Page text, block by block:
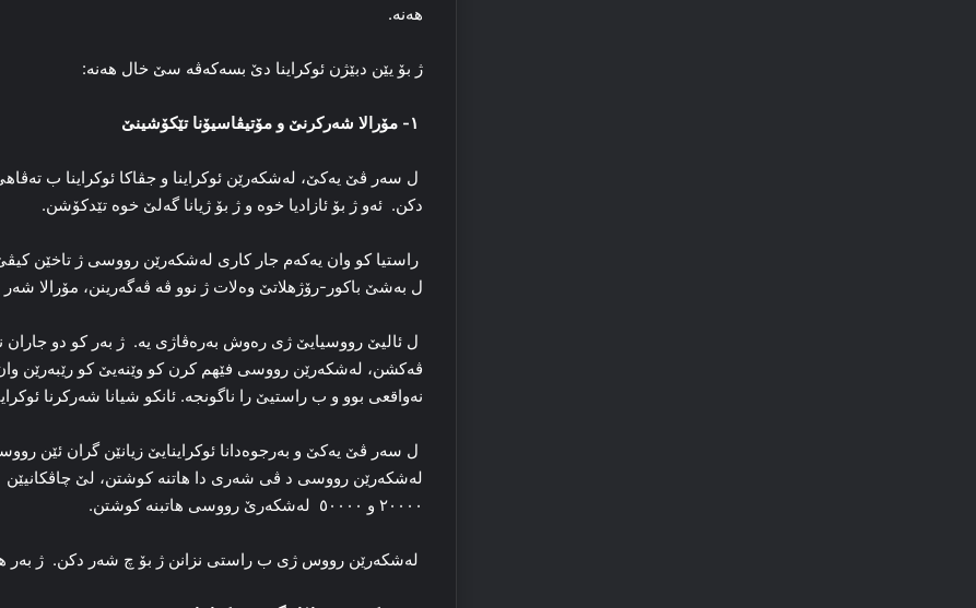
هه‌نه‌.
ژ بۆ یێن دبێژن ئوکراینا دێ بسەکەڤە سێ خال هەنە:
ل سه‌ر ڤێ یه‌کێ، له‌شکه‌رێن ئوکراینا و جڤاکا ئوکراینا ب
دکن. ئەو ژ بۆ ئازادیا خوه‌ و ژ بۆ ژیانا گه‌لێ خوه‌ تێدکۆشن.
راستیا کو وان یه‌که‌م جار کاری له‌شکه‌رێن رووسی ژ تاخێن
ل به‌شێ باکور-رۆژهلاتێ وه‌لات ژ نوو ڤه‌ ڤه‌گه‌رینن، مۆرالا شه‌ر
ل ئالیێ رووسیایێ ژی ره‌وش به‌ره‌ڤاژی یه‌. ژ به‌ر کو دو جاران
ڤه‌کشن، له‌شکه‌رێن رووسی فێهم کرن کو وێنه‌یێ کو رێبه‌رێن وان
نەواقعی بوو و ب راستیێ را ناگونجه‌. ئانکو شیانا شەرکرنا
ل سه‌ر ڤێ یه‌کێ و بەرجوەدانا ئوکراینایێ زیانێن گران ئێن
له‌شکه‌رێن رووسی د ڤی شەری دا هاتنە کوشتن، لێ چاڤکانیێن
۲۰۰۰۰ و ٥۰۰۰۰ لەشکەرێ رووسی هاتبنە کوشتن.
له‌شکه‌رێن رووس ژی ب راستی نزانن ژ بۆ چ شه‌ر دکن. ژ بەر